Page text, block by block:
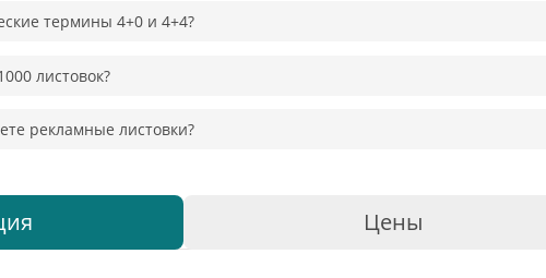
термины 4+0 и 4+4?
листовок?
рекламные листовки?
Цены